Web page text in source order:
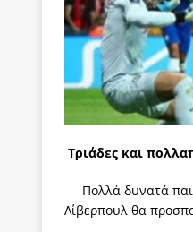
[ 6
[ 6
[ 5
[ 4
Τριάδες και
Πολλά δυνατά
Λίβερπουλ θα